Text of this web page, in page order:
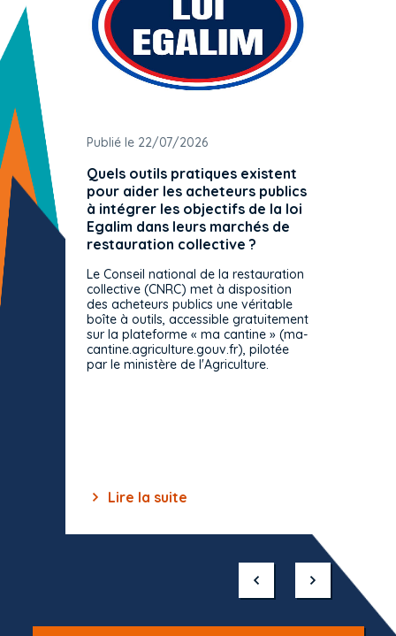
Publié le 22/07/2026
Quels outils pratiques existent
pour aider les acheteurs publics
à intégrer les objectifs de la loi
Egalim dans leurs marchés de
restauration collective ?
Le Conseil national de la restauration
collective (CNRC) met à disposition
des acheteurs publics une véritable
boîte à outils, accessible gratuitement
sur la plateforme « ma cantine » (ma-
cantine.agriculture.gouv.fr), pilotée
par le ministère de l'Agriculture.
Lire la suite